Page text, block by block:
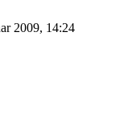
2009, 14:24